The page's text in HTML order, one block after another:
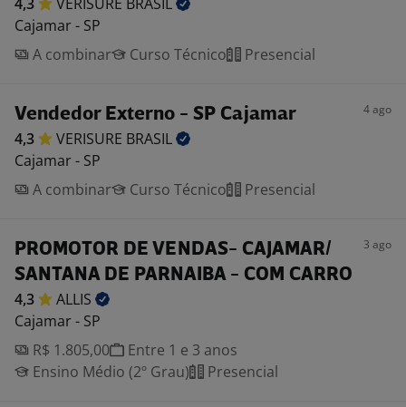
Cajamar - SP
A combinar
Curso Técnico Presencial
Vendedor Externo - SP Cajamar 4 ago
4,3 VERISURE BRASIL
Cajamar - SP
A combinar
Curso Técnico Presencial
PROMOTOR DE VENDAS- CAJAMAR/
SANTANA DE PARNAIBA - COM CARRO
3 ago
4,3
ALLIS
Cajamar - SP
R$ 1.805,00
Entre 1 e 3 anos
Ensino Médio (2º Grau)
Presencial